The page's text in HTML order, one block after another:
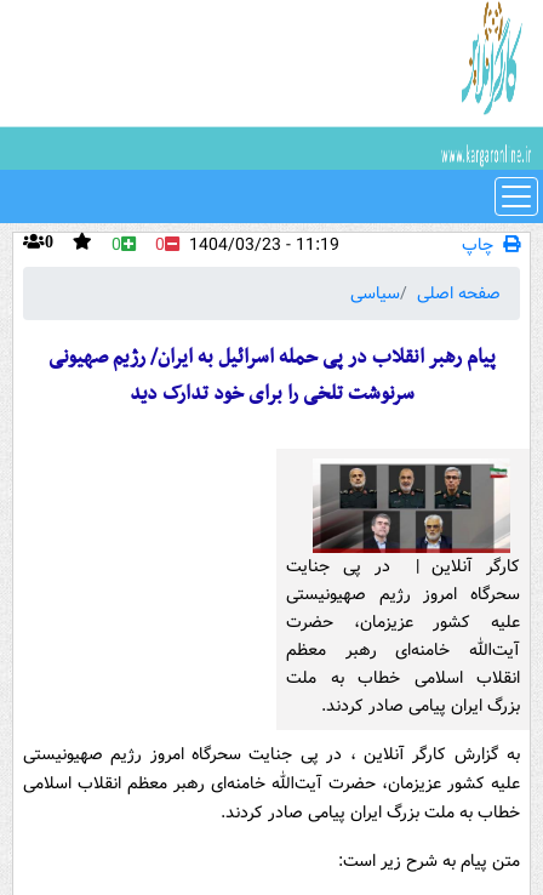
چاپ 0 0 0
11:19 - 1404/03/23
صفحه اصلی
سیاسی
پیام رهبر انقلاب در پی حمله اسرائیل به ایران/ رژیم صهیونی
سرنوشت تلخی را برای خود تدارک دید
کارگر آنلاین | در پی جنایت
سحرگاه امروز رژیم صهیونیستی
علیه کشور عزیزمان، حضرت
آیت‌الله خامنه‌ای رهبر معظم
انقلاب اسلامی خطاب به ملت
بزرگ ایران پیامی صادر کردند.
به گزارش کارگر آنلاین ، در پی جنایت سحرگاه امروز رژیم صهیونیستی
علیه کشور عزیزمان، حضرت آیت‌الله خامنه‌ای رهبر معظم انقلاب اسلامی
خطاب به ملت بزرگ ایران پیامی صادر کردند.
متن پیام به شرح زیر است: